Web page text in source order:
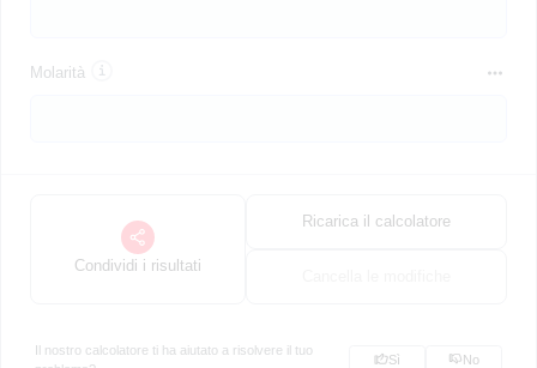
Molarità
Condividi i risultati
Ricarica il calcolatore
Il nostro calcolatore ti ha aiutato a risolvere il tuo
Sì No